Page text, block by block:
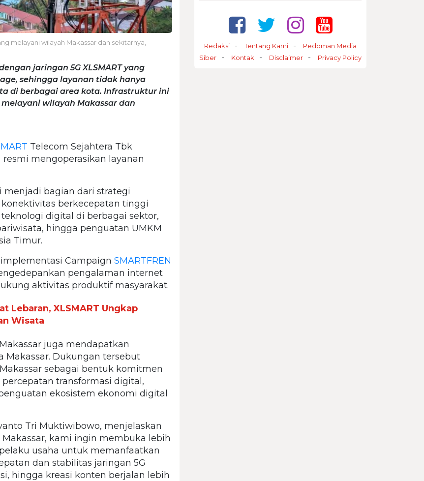
melayani wilayah Makassar dan sekitarnya,
jaringan 5G XLSMART yang
sehingga layanan tidak hanya
di berbagai area kota. Infrastruktur ini
wilayah Makassar dan
Telecom Sejahtera Tbk
resmi mengoperasikan layanan
menjadi bagian dari strategi
berkecepatan tinggi
digital di berbagai sektor,
hingga penguatan UMKM
Timur.
Campaign SMARTFREN
pengalaman internet
aktivitas produktif masyarakat.
Lebaran, XLSMART Ungkap
Wisata
juga mendapatkan
Dukungan tersebut
sebagai bentuk komitmen
transformasi digital,
ekosistem ekonomi digital
Tri Muktiwibowo, menjelaskan
kami ingin membuka lebih
usaha untuk memanfaatkan
dan stabilitas jaringan 5G
hingga kreasi konten berjalan lebih
Redaksi Tentang Kami
Pedoman Media
Siber
Kontak Disclaimer Privacy Policy